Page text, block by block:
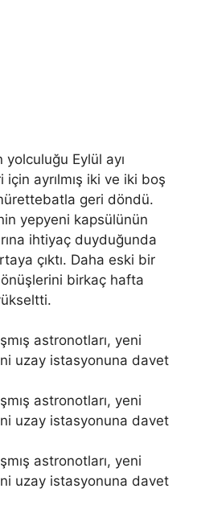
yolculuğu Eylül ayı
ayrılmış iki ve iki boş
geri döndü.
yepyeni kapsülünün
ihtiyaç duyduğunda
çıktı. Daha eski bir
birkaç hafta